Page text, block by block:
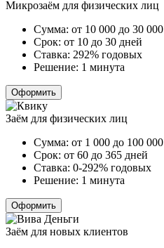
Микрозаём для физических лиц
Сумма: от 10 000 до 30 000
Срок: от 10 до 30 дней
Ставка: 292% годовых
Решение: 1 минута
Оформить
Заём для физических лиц
Сумма: от 1 000 до 100 000
Срок: от 60 до 365 дней
Ставка: 0-292% годовых
Решение: 1 минута
Оформить
Заём для новых клиентов